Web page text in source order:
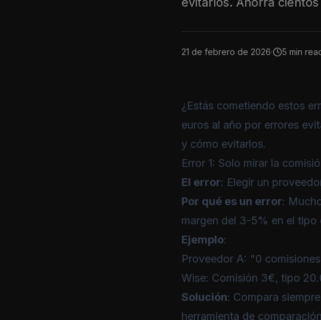
21 de febrero de 2026· 5 min
¿Estás cometiendo estos
euros al año por errores
y cómo evitarlos.
Error 1: Solo mirar la
El error: Elegir un
Por qué es un error:
margen del 3-5% en el tipo
Ejemplo:
Proveedor A: "0
Wise: Comisión 3€, tipo
Solución: Compara siempre
herramienta de comparación